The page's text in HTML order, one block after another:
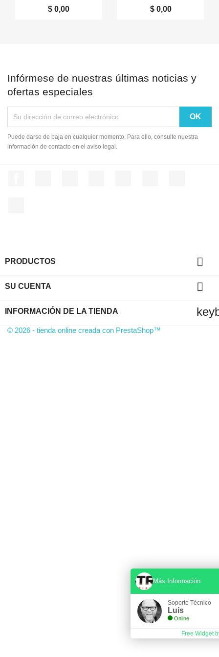
$ 0,00 $ 0,00
Infórmese de nuestras últimas noticias y
ofertas especiales
Puede darse de baja en cualquier momento. Para ello, consulte nuestra
información de contacto en el aviso legal.
PRODUCTOS 
SU CUENTA 
INFORMACIÓN DE LA TIENDA
© 2026 - tienda online creada con PrestaShop™
Más Información
Soporte Técnico
Luis
Online
Free Widget